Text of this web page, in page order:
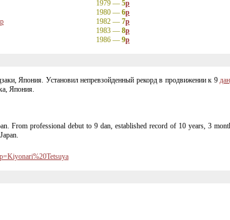
p
1979 — 5p
1980 — 6p
1982 — 7p
1983 — 8p
1986 — 9p
Япония. Установил непревзойденный рекорд в продвижении к 9
Япония.
From professional debut to 9 dan, established record of 10 years, 3